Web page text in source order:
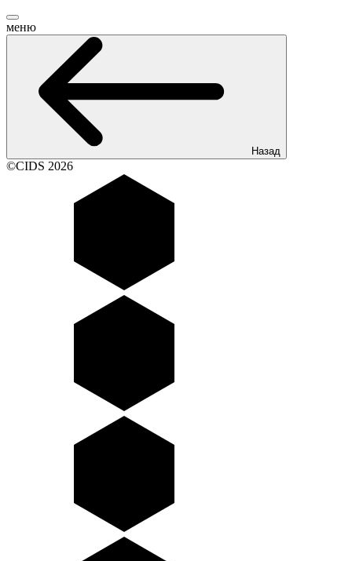
меню
Назад
©CIDS 2026